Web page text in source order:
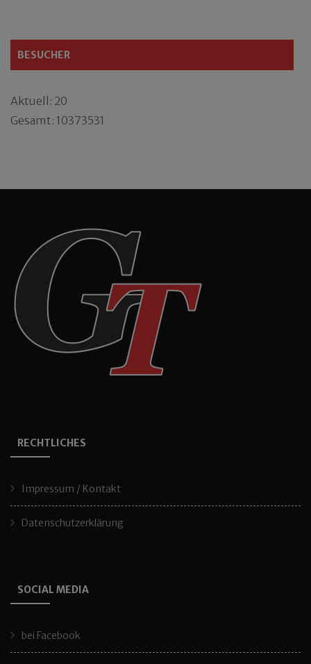
BESUCHER
Aktuell: 20
Gesamt: 10373531
RECHTLICHES
Impressum / Kontakt
Datenschutzerklärung
SOCIAL MEDIA
bei Facebook